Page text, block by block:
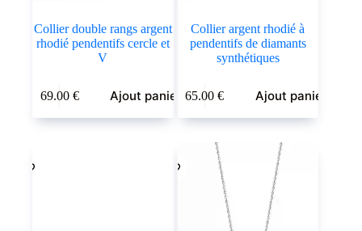
Collier double rangs argent
rhodié pendentifs cercle et
V
69.00 € Ajout panier
Collier argent rhodié à
pendentifs de diamants
synthétiques
65.00€ Ajout panier